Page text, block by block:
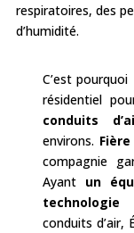
respiratoires, des
d’humidité.
C’est
résidentiel
conduits
environs.
compagnie
Ayant un
technologie
conduits d’air,